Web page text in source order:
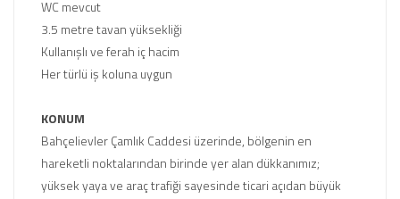
WC mevcut
3.5 metre tavan yüksekliği
Kullanışlı ve ferah iç hacim
Her türlü iş koluna uygun
KONUM
Bahçelievler Çamlık Caddesi üzerinde, bölgenin en
hareketli noktalarından birinde yer alan dükkanımız;
yüksek yaya ve araç trafiği sayesinde ticari açıdan büyük